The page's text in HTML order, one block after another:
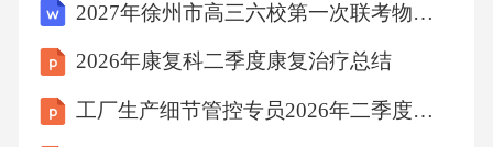
2027年徐州市高三六校第一次联考物理试卷（含答案解析）
2026年康复科二季度康复治疗总结
工厂生产细节管控专员2026年二季度生产细节精细化管控总结